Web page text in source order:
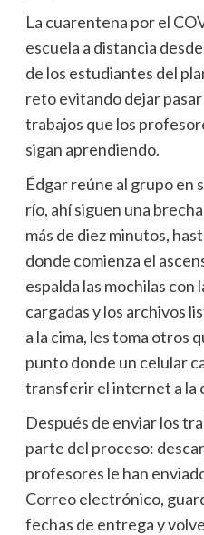
La cuarentena por el
escuela a distancia
de los estudiantes del
reto evitando dejar
trabajos que los
sigan aprendiendo.
Édgar reúne al grupo en
río, ahí siguen una
más de diez minutos,
donde comienza el
espalda las mochilas con
cargadas y los archivos
a la cima, les toma otros
punto donde un celular
transferir el internet a la
Después de enviar los
parte del proceso:
profesores le han
Correo electrónico,
fechas de entrega y